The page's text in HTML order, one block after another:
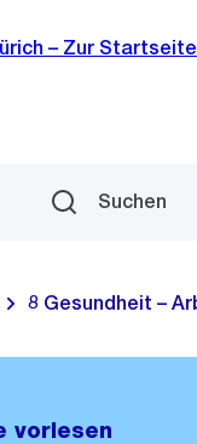
Suchen
Blende alle Breadcrumbs ein
8 Gesundheit –
vorlesen